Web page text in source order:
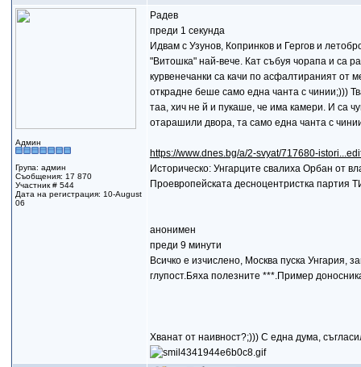
Админ
Група: админ
Съобщения: 17 870
Участник # 544
Дата на регистрация: 10-August
06
Радев
преди 1 секунда
Идвам с Узунов, Копринков и Гергов и
"Витошка" най-вече. Кат събуя чорапа и са
курвенечанки са качи по асфалтираният от
открадне беше само една чанта с чинии;)))
таа, хич не й и пукаше, че има камери. И са
отарашили двора, та само една чанта с
https://www.dnes.bg/a/2-svyat/717680-
Историческо: Унгарците свалиха Орбан от
Проевропейската десноцентристка
анонимен
преди 9 минути
Всичко е изчислено, Москва пуска Унгария,
глупост.Бяха полезните ***.Пример
Хванат от наивност?;))) С една дума,